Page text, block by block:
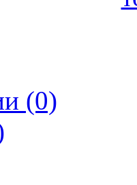
(0)